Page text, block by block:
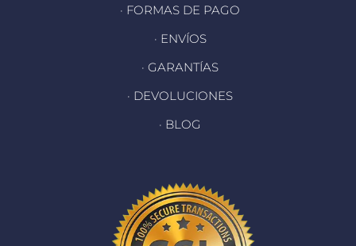
· FORMAS DE PAGO
· ENVÍOS
· GARANTÍAS
· DEVOLUCIONES
· BLOG